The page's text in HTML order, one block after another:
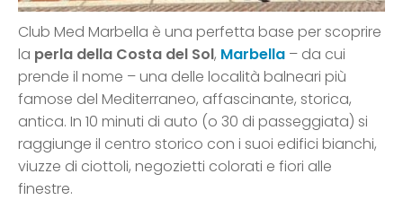
Club Med Marbella è una perfetta base per scoprire
la perla della Costa del Sol, Marbella – da cui
prende il nome – una delle località balneari più
famose del Mediterraneo, affascinante, storica,
antica. In 10 minuti di auto (o 30 di passeggiata) si
raggiunge il centro storico con i suoi edifici bianchi,
viuzze di ciottoli, negozietti colorati e fiori alle
finestre.